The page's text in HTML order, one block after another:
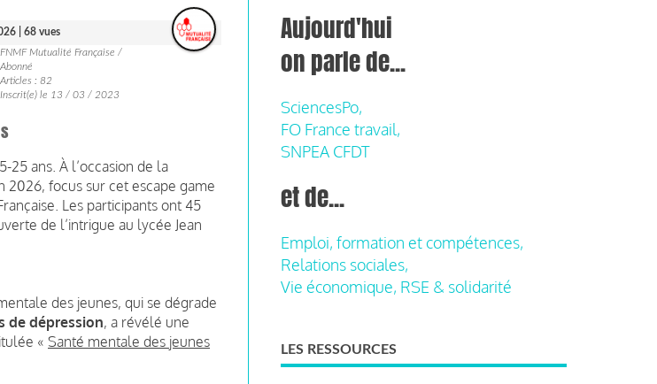
| 68 vues
FNMF Mutualité Française /
Abonné
Articles : 82
Inscrit(e) le 13 / 03 / 2023
25 ans. À l’occasion de la
2026, focus sur cet escape game
Les participants ont 45
de l’intrigue au lycée Jean
des jeunes, qui se dégrade
de dépression, a révélé une
« Santé mentale des jeunes
Aujourd'hui
on parle de...
SciencesPo,
FO France travail,
SNPEA CFDT
et de...
Emploi, formation et compétences,
Relations sociales,
Vie économique, RSE & solidarité
LES RESSOURCES